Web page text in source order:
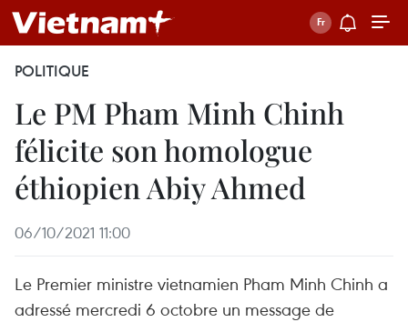
POLITIQUE
Le PM Pham Minh Chinh
félicite son homologue
éthiopien Abiy Ahmed
06/10/2021 11:00
Le Premier ministre vietnamien Pham Minh Chinh a
adressé mercredi 6 octobre un message de